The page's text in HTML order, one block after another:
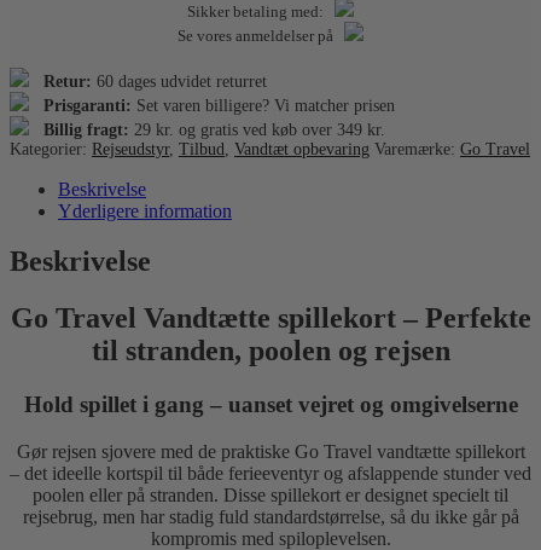
Sikker betaling med:
Se vores anmeldelser på
Retur: 60 dages udvidet returret
Prisgaranti: Set varen billigere? Vi matcher prisen
Billig fragt: 29 kr. og gratis ved køb over 349 kr.
Kategorier: Rejseudstyr, Tilbud Vandtæt opbevaring Varemærke: Go Travel
Beskrivelse
Yderligere information
Beskrivelse
Go Travel Vandtætte spillekort – Perfekte
til stranden, poolen og rejsen
Hold spillet i gang – uanset vejret og omgivelserne
Gør rejsen sjovere med de praktiske Go Travel vandtætte spillekort
– det ideelle kortspil til både ferieeventyr og afslappende stunder ved
poolen eller på stranden. Disse spillekort er designet specielt til
rejsebrug, men har stadig fuld standardstørrelse, så du ikke går på
kompromis med spiloplevelsen.